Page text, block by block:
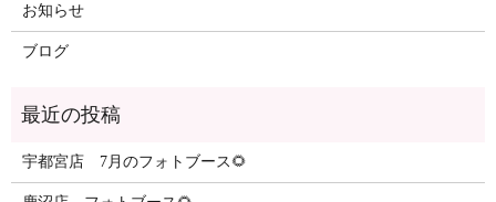
お知らせ
ブログ
最近の投稿
宇都宮店 7月のフォトブース🌻